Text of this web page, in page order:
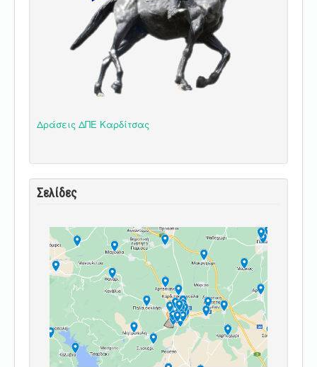
Δράσεις ΔΠΕ Καρδίτσας
Σελίδες